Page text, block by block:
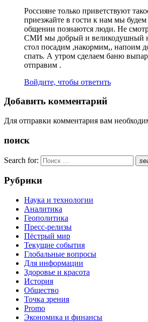
Россияне только приветствуют
приезжайте в гости к нам мы
общении познаются люди. Не
СМИ мы добрый и великодушный
стол посадим ,накормим,, напоим
спать. А утром сделаем баню
отправим .
Войдите, чтобы ответить
Добавить комментарий
Для отправки комментария вам
поиск
Search for:
Рубрики
Наука и технологии
Аналитика
Геополитика
Пресс-релизы
Пёстрый мир
Текущие события
Глобальные вопросы
Для информации
Здоровье и красота
История
Общество
Точка зрения
Promo
Экономика и финансы